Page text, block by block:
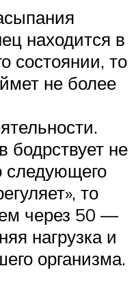
находится в
состоянии, то
не более
бодрствует не
следующего
то
через 50 —
нагрузка и
организма.